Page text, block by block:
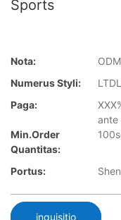
Sports
Nota:
Numerus Styli:
Paga:
ante
Min.Order
Quantitas:
Portus:
inquisitio